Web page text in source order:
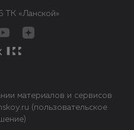
«Ланской»
материалов и сервисов
(пользовательское